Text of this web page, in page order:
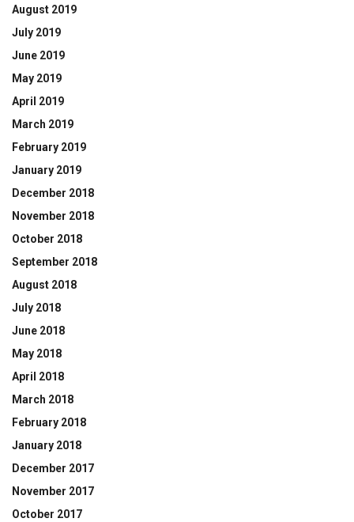
August 2019
July 2019
June 2019
May 2019
April 2019
March 2019
February 2019
January 2019
December 2018
November 2018
October 2018
September 2018
August 2018
July 2018
June 2018
May 2018
April 2018
March 2018
February 2018
January 2018
December 2017
November 2017
October 2017